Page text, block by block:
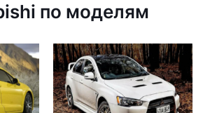
по моделям